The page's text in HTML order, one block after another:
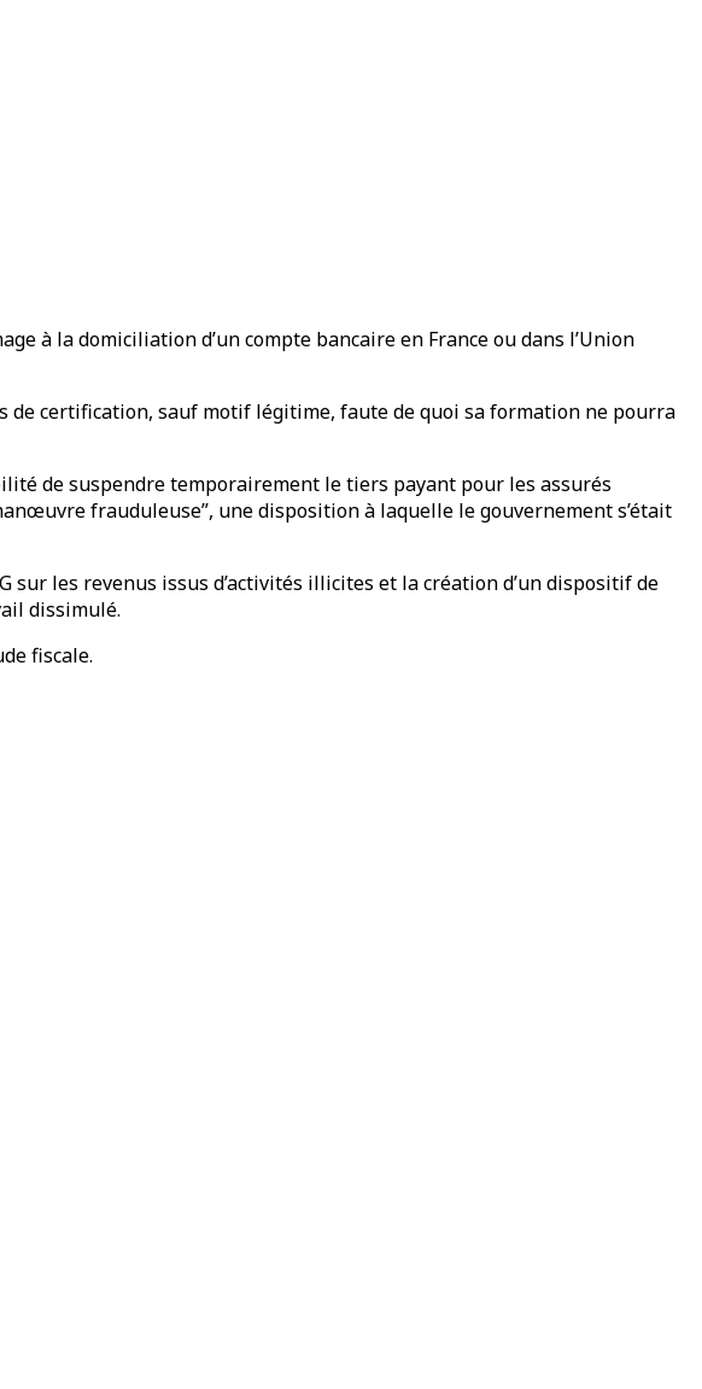
à la domiciliation d’un compte bancaire en France ou dans l’Union
certification, sauf motif légitime, faute de quoi sa formation ne pourra
de suspendre temporairement le tiers payant pour les assurés
frauduleuse”, une disposition à laquelle le gouvernement s’était
les revenus issus d’activités illicites et la création d’un dispositif de
dissimulé.
fiscale.